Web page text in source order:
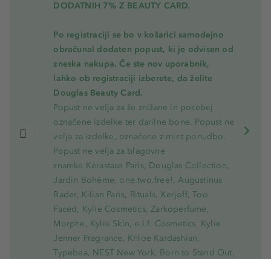
DODATNIH 7% Z BEAUTY CARD.
Po registraciji se bo v košarici samodejno
obračunal dodaten popust, ki je odvisen od
zneska nakupa. Če ste nov uporabnik,
lahko ob registraciji izberete, da želite
Douglas Beauty Card.
Popust ne velja za že znižane in posebej
označene izdelke ter darilne bone. Popust ne
velja za izdelke, označene z mint ponudbo.
Popust ne velja za blagovne
znamke Kérastase Paris, Douglas Collection,
Jardin Bohème, one.two.free!, Augustinus
Bader, Kilian Paris, Rituals, Xerjoff, Too
Faced, Kylie Cosmetics, Zarkoperfume,
Morphe, Kylie Skin, e.l.f. Cosmetics, Kylie
Jenner Fragrance, Khloe Kardashian,
Typebea, NEST New York, Born to Stand Out,